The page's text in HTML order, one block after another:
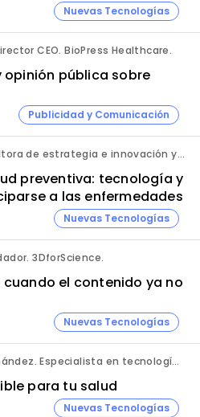
Nuevas Tecnologías
CEO. BioPress Healthcare.
pública sobre
Publicidad y Comunicación
Silvia Blanco, Consultora de estrategia e innovación y Ana Leal, Consultora Senior de estrategia e innovación. ANIMA.
preventiva: tecnología y
a las enfermedades
Nuevas Tecnologías
3DforScience.
el contenido ya no
Nuevas Tecnologías
Rolando Cortés Hernández. Especialista en tecnología e inteligencia artificial. Director Comercial. AQUÍ tu Remodelación.
para tu salud
Nuevas Tecnologías